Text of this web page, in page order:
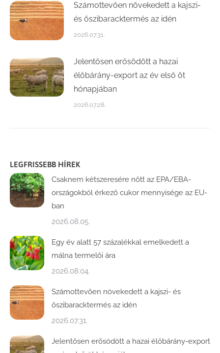
Számottevően növekedett a kajszi-
és őszibaracktermés az idén
2026.07.31.
Jelentősen erősödött a hazai
élőbárány-export az év első öt
hónapjában
2026.07.28.
LEGFRISSEBB HÍREK
Csaknem kétszeresére nőtt az EPA/EBA-
országokból érkező cukor mennyisége az EU-
ban
2026.08.05.
Egy év alatt 57 százalékkal emelkedett a
málna termelői ára
2026.08.04.
Számottevően növekedett a kajszi- és
őszibaracktermés az idén
2026.07.31.
Jelentősen erősödött a hazai élőbárány-export